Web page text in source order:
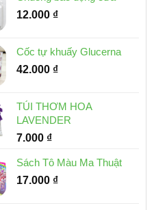
12.000 ₫
Cốc tự khuấy Glucerna
42.000 ₫
TÚI THƠM HOA
LAVENDER
7.000 ₫
Sách Tô Màu Ma Thuật
17.000 ₫